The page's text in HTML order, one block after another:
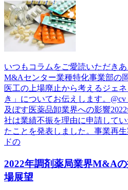
いつもコラムをご愛読いただき
M&Aセンター業種特化事業部の
医工の上場廃止から考えるジェ
き」についてお伝えします。
及ぼす医薬品卸業界への影響
社は業績不振を理由に申請して
たことを発表しました。事業再
ドの
2022年調剤薬局業界M&A
場展望